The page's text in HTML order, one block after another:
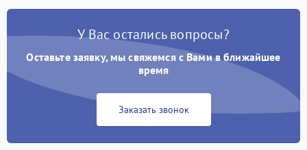
У Вас остались вопросы?
Оставьте заявку, мы свяжемся с Вами в ближайшее
время
Заказать звонок